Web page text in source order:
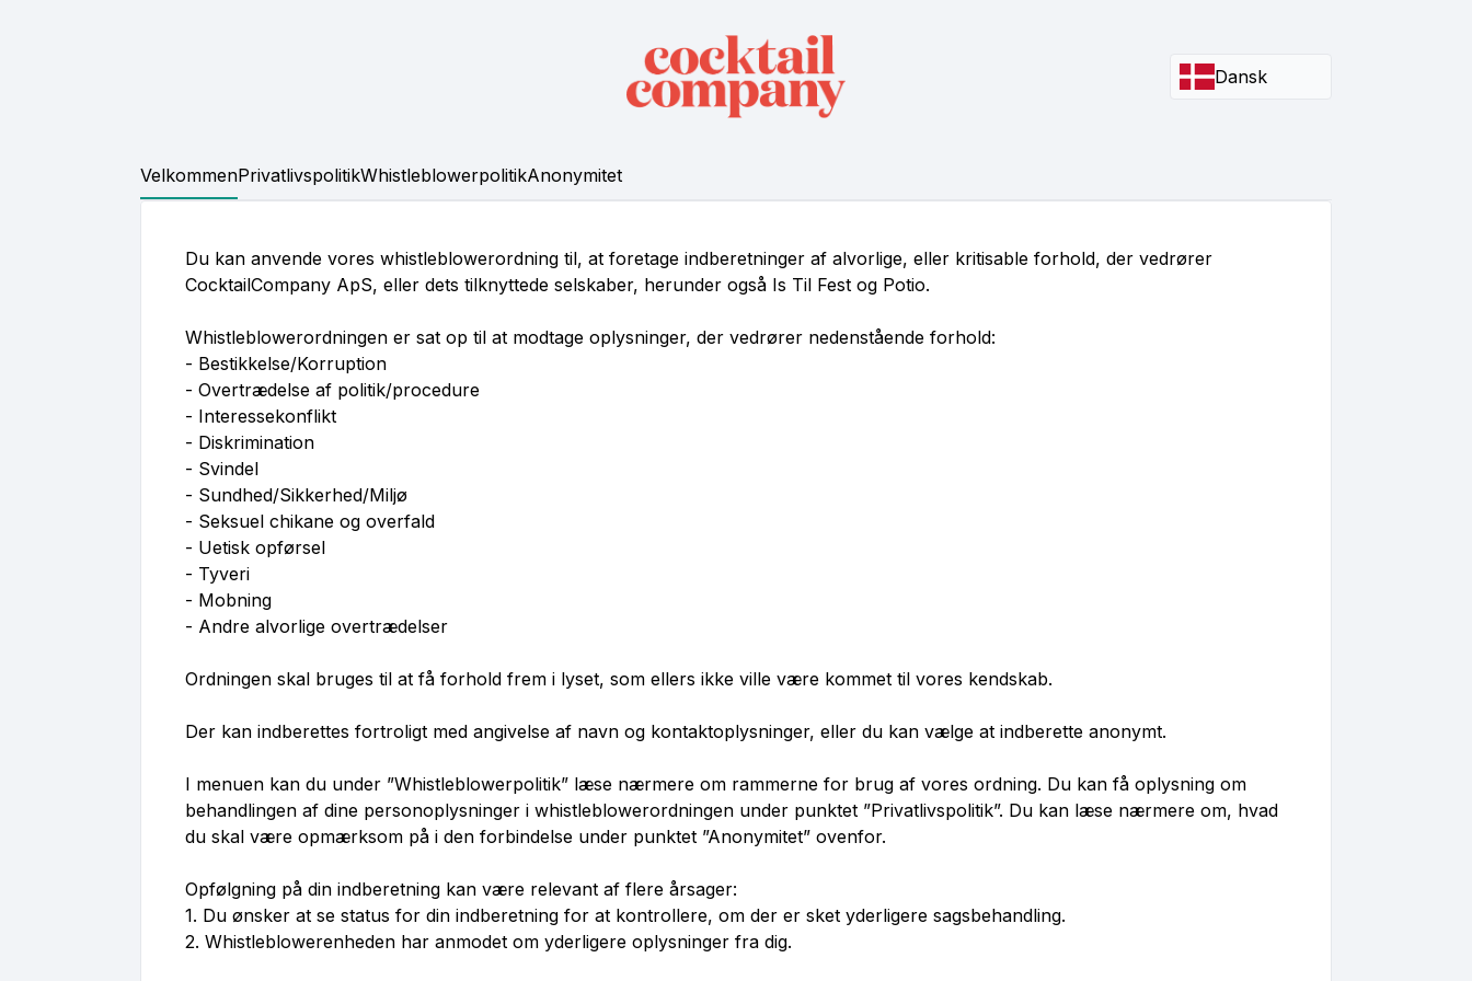
Dansk
VelkommenPrivatlivspolitikWhistleblowerpolitikAnonymitet
Du kan anvende vores whistleblowerordning til, at foretage indberetninger af alvorlige, eller kritisable forhold, der vedrører
CocktailCompany ApS, eller dets tilknyttede selskaber, herunder også Is Til Fest og Potio.
Whistleblowerordningen er sat op til at modtage oplysninger, der vedrører nedenstående forhold:
- Bestikkelse/Korruption
- Overtrædelse af politik/procedure
- Interessekonflikt
- Diskrimination
- Svindel
- Sundhed/Sikkerhed/Miljø
- Seksuel chikane og overfald
- Uetisk opførsel
- Tyveri
- Mobning
- Andre alvorlige overtrædelser
Ordningen skal bruges til at få forhold frem i lyset, som ellers ikke ville være kommet til vores kendskab.
Der kan indberettes fortroligt med angivelse af navn og kontaktoplysninger, eller du kan vælge at indberette anonymt.
I menuen kan du under ”Whistleblowerpolitik” læse nærmere om rammerne for brug af vores ordning. Du kan få oplysning om
behandlingen af dine personoplysninger i whistleblowerordningen under punktet ”Privatlivspolitik”. Du kan læse nærmere om, hvad
du skal være opmærksom på i den forbindelse under punktet ”Anonymitet” ovenfor.
Opfølgning på din indberetning kan være relevant af flere årsager:
1. Du ønsker at se status for din indberetning for at kontrollere, om der er sket yderligere sagsbehandling.
2. Whistleblowerenheden har anmodet om yderligere oplysninger fra dig.